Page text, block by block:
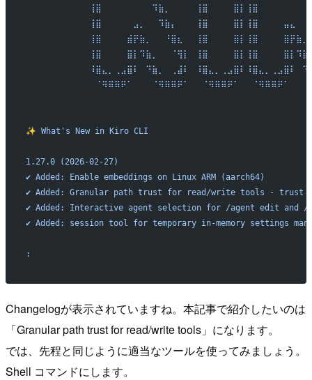
✨ What's New in Kiro CLI
1.27.0 (2026-02-27)
✔ Added: Enable embeddings on Linux ARM (aarch64)
✔ Added: Granular path trust for read/write tools -
✔ Added: Interactive agent selection for /agent edit and /
✔ Added: session tool for temporary in-memory settings
:
Changelogが表示されていますね。本記事で紹介したいのは
「Granular path trust for read/write tools」になります。
では、先程と同じように適当なツールを使ってみましょう。
Shell コマンドにします。